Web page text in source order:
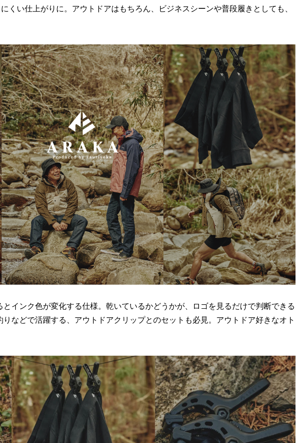
くい仕上がりに。アウトドアはもちろん、ビジネスシーンや普段履きとしても、
インク色が変化する仕様。乾いているかどうかが、ロゴを見るだけで判断できる
などで活躍する、アウトドアクリップとのセットも必見。アウトドア好きなオト